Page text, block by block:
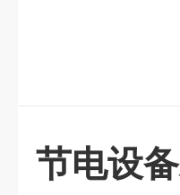
节电设